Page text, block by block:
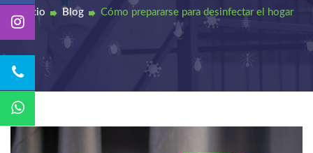
Inicio Blog Cómo prepararse para desinfectar el hogar